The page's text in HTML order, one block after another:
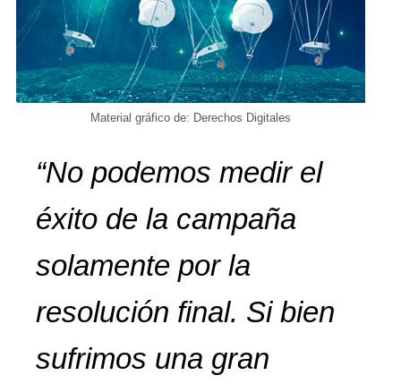
Material gráfico de: Derechos Digitales
“No podemos medir el
éxito de la campaña
solamentepor la
resolución final. Si bien
sufrimos una gran